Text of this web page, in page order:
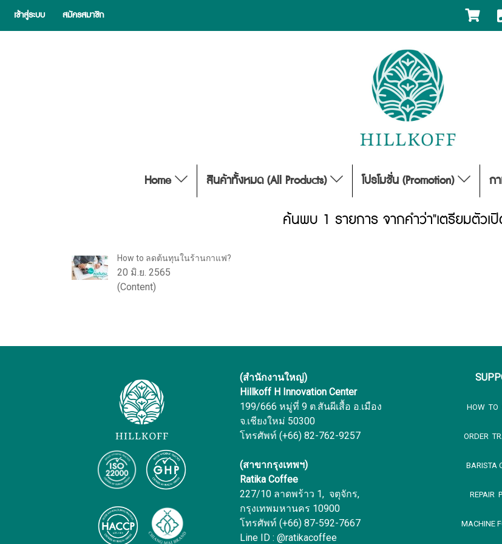
เข้าสู่ระบบ สมัครสมาชิก
Home สินค้าทั้งหมด (All Products) โปรโมชั่น (Promotion) ก
ค้นพบ 1 รายการ จากคำว่า"เตรียมตัวเ
How to ลดต้นทุนในร้านกาแฟ?
20 มิ.ย. 2565
(Content)
(สำนักงานใหญ่)
Hillkoff H Innovation Center
199/666 หมู่ที่ 9 ต.สันผีเสื้อ อ.เมือง
จ.เชียงใหม่ 50300
โทรศัพท์ (+66) 82-762-9257
(สาขากรุงเทพฯ)
Ratika Coffee
227/10 ลาดพร้าว 1, จตุจักร,
กรุงเทพมหานคร 10900
โทรศัพท์ (+66) 87-592-7667
Line ID : @ratikacoffee
HOW TO
ORDER
BARISTA
REPAIR
MACHINE